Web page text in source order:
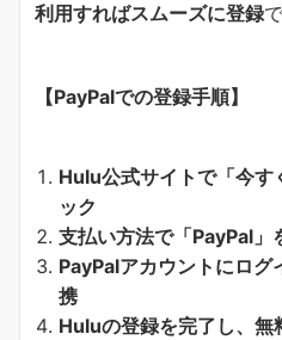
利用すればスムーズに登録
【PayPalでの登録手順】
Hulu公式サイトで「今す
ック
支払い方法で「PayPal」
PayPalアカウントにログ
携
Huluの登録を完了し、無